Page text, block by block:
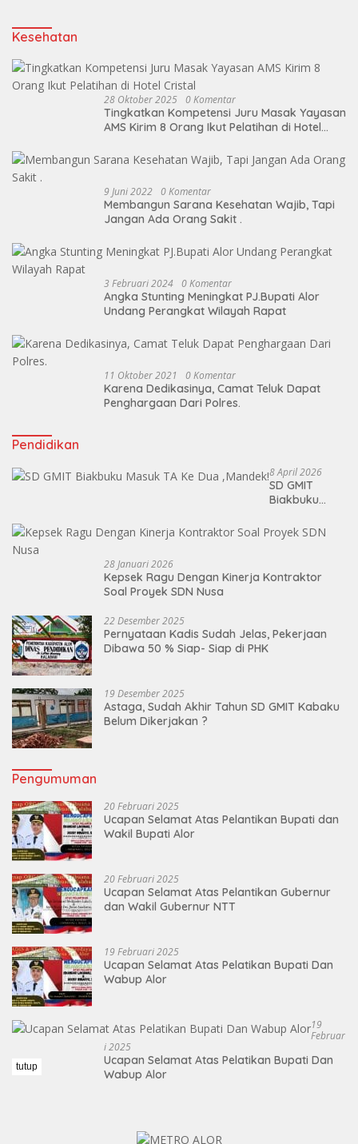
Kesehatan
28 Oktober 2025 0 Komentar
Tingkatkan Kompetensi Juru Masak Yayasan
AMS Kirim 8 Orang Ikut Pelatihan di Hotel
9 Juni 2022 0 Komentar
Membangun Sarana Kesehatan Wajib, Tapi
Jangan Ada Orang Sakit .
3 Februari 2024 0 Komentar
Angka Stunting Meningkat PJ.Bupati Alor
Undang Perangkat Wilayah Rapat
11 Oktober 2021 0 Komentar
Karena Dedikasinya, Camat Teluk Dapat
Penghargaan Dari Polres.
Pendidikan
8 April 2026
SD GMIT
Biakbuku
Dua ,Mandek!
28 Januari 2026
Kepsek Ragu Dengan Kinerja Kontraktor
Soal Proyek SDN Nusa
22 Desember 2025
Pernyataan Kadis Sudah Jelas, Pekerjaan
Dibawa 50 % Siap- Siap di PHK
19 Desember 2025
Astaga, Sudah Akhir Tahun SD GMIT Kabaku
Belum Dikerjakan ?
Pengumuman
20 Februari 2025
Ucapan Selamat Atas Pelantikan Bupati dan
Wakil Bupati Alor
20 Februari 2025
Ucapan Selamat Atas Pelantikan Gubernur
dan Wakil Gubernur NTT
19 Februari 2025
Ucapan Selamat Atas Pelatikan Bupati Dan
Wabup Alor
19
Februar
I 2025
Ucapan Selamat Atas Pelatikan Bupati Dan
Wabup Alor
tutup